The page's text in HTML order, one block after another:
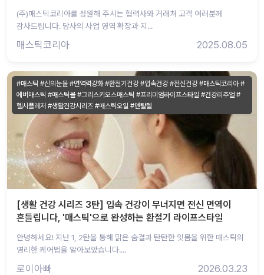
(주)매스틱코리아를 성원해 주시는 협력사와 거래처 고객 여러분께
감사드립니다. 당사의 사업 영역 확장과 지...
매스틱코리아 2025.08.05
#매스틱 #신의눈물 #면역력강화 #환절기건강 #입속건강 #전신건강 #매스틱코리아 #
에버매스틱 #매스틱몰 #그리스키오스매스틱 #프리미엄라이프스타일 #건강리추얼 #
헬시플레저 #생활건강시리즈 #매스틱오일 #덴탈젤
[생활 건강 시리즈 3탄] 입속 건강이 무너지면 전신 면역이
흔들립니다, '매스틱'으로 완성하는 환절기 라이프스타일
안녕하세요! 지난 1, 2탄을 통해 맑은 숨결과 탄탄한 잇몸을 위한 매스틱의
영리한 케어법을 알아보았습니다....
로이아빠 2026.03.23